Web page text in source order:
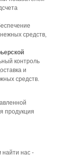
средств,
контроль
и
средств.
продукция
найти нас -